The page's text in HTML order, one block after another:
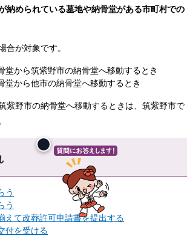
納められている墓地や納骨堂がある市町村での
合が対象です。
堂から筑紫野市の納骨堂へ移動するとき
堂から他市の納骨堂へ移動するとき
紫野市の納骨堂へ移動するときは、筑紫野市で
う
う
えて改葬許可申請書を提出する
付を受ける